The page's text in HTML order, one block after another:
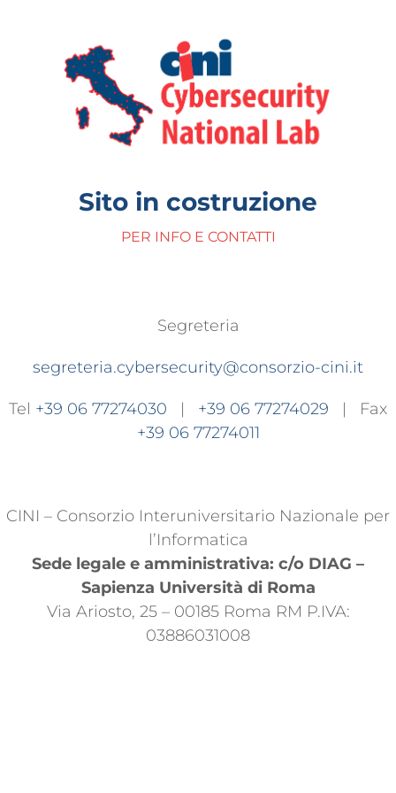
Sito in costruzione
PER INFO E CONTATTI
Segreteria
segreteria.cybersecurity@consorzio-cini.it
Tel +39 06 77274030 | +39 06 77274029 | Fax
+39 06 77274011
CINI – Consorzio Interuniversitario Nazionale per
l’Informatica
Sede legale e amministrativa: c/o DIAG –
Sapienza Università di Roma
Via Ariosto, 25 – 00185 Roma RM P.IVA:
03886031008